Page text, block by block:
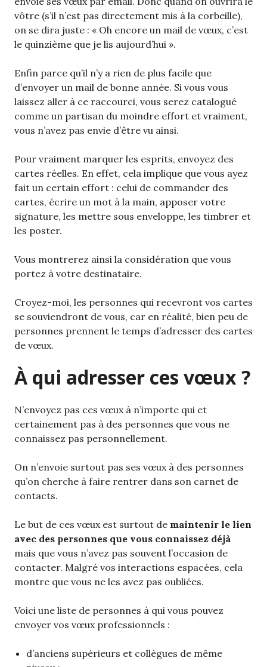
vôtre (s’il n’est pas directement mis à la corbeille),
on se dira juste : « Oh encore un mail de vœux, c’est
le quinzième que je lis aujourd’hui ».
Enfin parce qu’il n’y a rien de plus facile que
d’envoyer un mail de bonne année. Si vous vous
laissez aller à ce raccourci, vous serez catalogué
comme un partisan du moindre effort et vraiment,
vous n’avez pas envie d’être vu ainsi.
Pour vraiment marquer les esprits, envoyez des
cartes réelles. En effet, cela implique que vous ayez
fait un certain effort : celui de commander des
cartes, écrire un mot à la main, apposer votre
signature, les mettre sous enveloppe, les timbrer et
les poster.
Vous montrerez ainsi la considération que vous
portez à votre destinataire.
Croyez-moi, les personnes qui recevront vos cartes
se souviendront de vous, car en réalité, bien peu de
personnes prennent le temps d’adresser des cartes
de vœux.
À qui adresser ces vœux ?
N’envoyez pas ces vœux à n’importe qui et
certainement pas à des personnes que vous ne
connaissez pas personnellement.
On n’envoie surtout pas ses vœux à des personnes
qu’on cherche à faire rentrer dans son carnet de
contacts.
Le but de ces vœux est surtout de maintenir le lien
avec des personnes que vous connaissez déjà
mais que vous n’avez pas souvent l’occasion de
contacter. Malgré vos interactions espacées, cela
montre que vous ne les avez pas oubliées.
Voici une liste de personnes à qui vous pouvez
envoyer vos vœux professionnels :
d’anciens supérieurs et collègues de même